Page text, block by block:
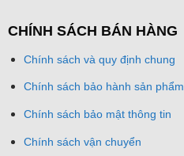
CHÍNH SÁCH BÁN HÀNG
Chính sách và quy định chung
Chính sách bảo hành sản phẩm
Chính sách bảo mật thông tin
Chính sách vận chuyển